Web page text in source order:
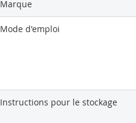
Marque
Mode d'emploi
Instructions pour le stockage